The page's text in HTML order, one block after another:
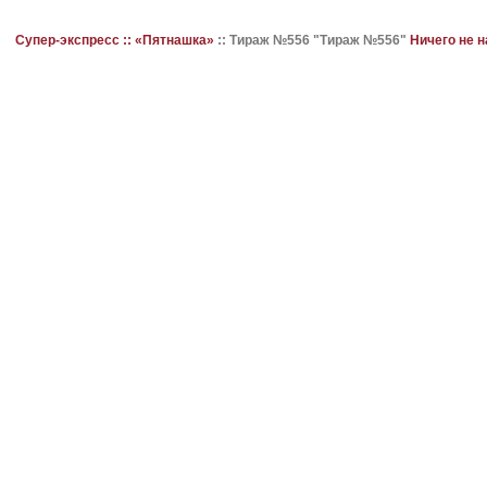
Супер-экспресс :: «Пятнашка» :: Тираж №556 "Тираж №556" Ничего не